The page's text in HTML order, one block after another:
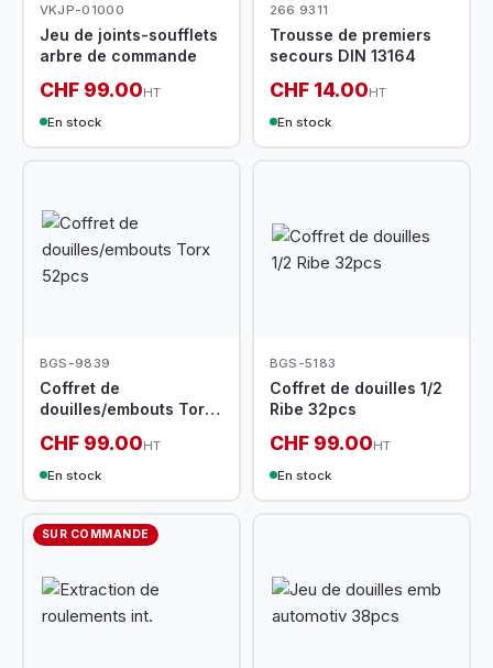
VKJP-01000
Jeu de joints-soufflets
arbre de commande
CHF 99.00HT
En stock
266 9311
Trousse de premiers
secours DIN 13164
CHF 14.00HT
En stock
BGS-9839
Coffret de
douilles/embouts Torx
CHF 99.00HT
En stock
BGS-5183
Coffret de douilles 1/2
Ribe 32pcs
CHF 99.00HT
En stock
SUR COMMANDE